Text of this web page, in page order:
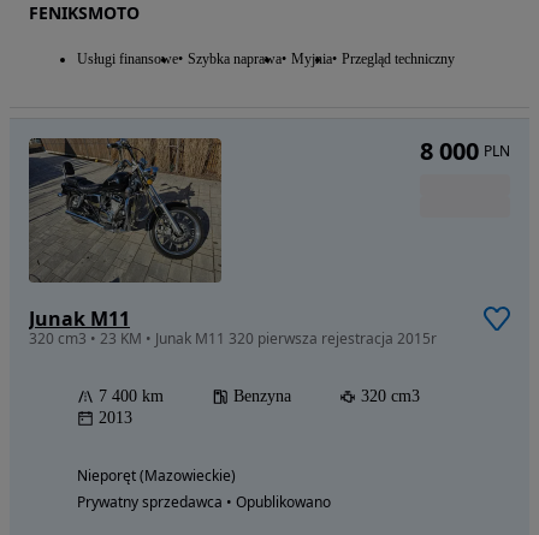
FENIKSMOTO
Usługi finansowe Szybka naprawa Myjnia Przegląd techniczny
Junak M11
320 cm3 • 23 KM • Junak M11 320 pierwsza rejestracja 2015r
7 400 km Benzyna
320 cm3
2013
Nieporęt (Mazowieckie)
Prywatny sprzedawca • Opublikowano
8 000 PLN